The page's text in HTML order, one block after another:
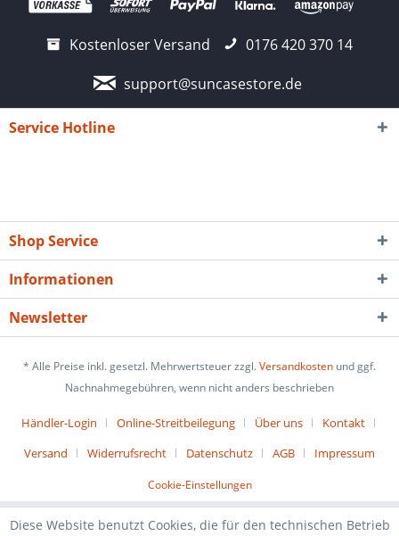
Kostenloser Versand
0176 420 370 14
support@suncasestore.de
Service Hotline
Shop Service
Informationen
Newsletter
* Alle Preise inkl. gesetzl. Mehrwertsteuer zzgl.Versandkosten und ggf.
Nachnahmegebühren, wenn nicht anders beschrieben
Händler-Login Online-Streitbeilegung Über uns
Kontakt
Versand
Widerrufsrecht Datenschutz AGB Impressum
Cookie-Einstellungen
Diese Website benutzt Cookies, die für den technischen Betrieb